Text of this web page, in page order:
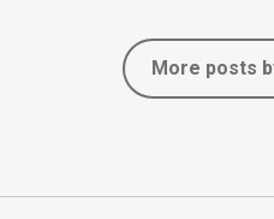
More posts